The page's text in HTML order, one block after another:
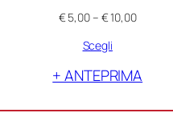
€5,00– €10,00Fascia
€ 5,00
€ 10,00
Scegli
+ ANTEPRIMA